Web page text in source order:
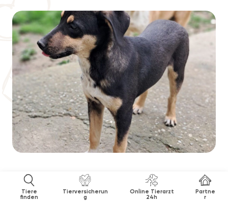
Tiere
finden
Tierversicherun
g
Online Tierarzt
24h
Partne
r